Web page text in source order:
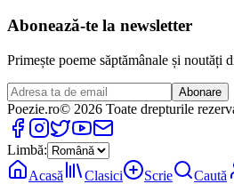
Abonează-te la newsletter
Primește poeme săptămânale și noutăți
Abonare
Poezie.ro© 2026 Toate drepturile
Limbă:
Acasă
Clasici Scrie Caută